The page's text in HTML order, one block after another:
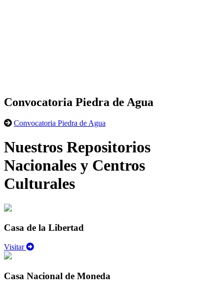
Convocatoria Piedra de Agua
Convocatoria Piedra de Agua
Nuestros Repositorios
Nacionales y Centros
Culturales
Casa de la Libertad
Visitar
Casa Nacional de Moneda